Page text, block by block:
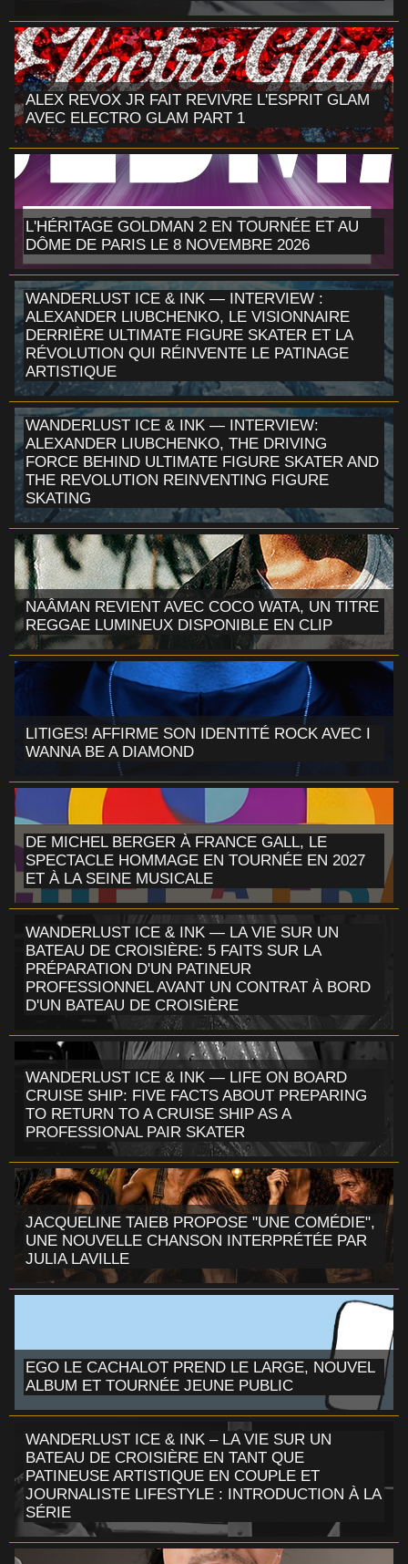
ALEX REVOX JR FAIT REVIVRE L'ESPRIT GLAM
AVEC ELECTRO GLAM PART 1
L'HÉRITAGE GOLDMAN 2 EN TOURNÉE ET AU
DÔME DE PARIS LE 8 NOVEMBRE 2026
WANDERLUST ICE & INK — INTERVIEW :
ALEXANDER LIUBCHENKO, LE VISIONNAIRE
DERRIÈRE ULTIMATE FIGURE SKATER ET LA
RÉVOLUTION QUI RÉINVENTE LE PATINAGE
ARTISTIQUE
WANDERLUST ICE & INK — INTERVIEW:
ALEXANDER LIUBCHENKO, THE DRIVING
FORCE BEHIND ULTIMATE FIGURE SKATER AND
THE REVOLUTION REINVENTING FIGURE
SKATING
NAÂMAN REVIENT AVEC COCO WATA, UN TITRE
REGGAE LUMINEUX DISPONIBLE EN CLIP
LITIGES! AFFIRME SON IDENTITÉ ROCK AVEC I
WANNA BE A DIAMOND
DE MICHEL BERGER À FRANCE GALL, LE
SPECTACLE HOMMAGE EN TOURNÉE EN 2027
ET À LA SEINE MUSICALE
WANDERLUST ICE & INK — LA VIE SUR UN
BATEAU DE CROISIÈRE: 5 FAITS SUR LA
PRÉPARATION D'UN PATINEUR
PROFESSIONNEL AVANT UN CONTRAT À BORD
D'UN BATEAU DE CROISIÈRE
WANDERLUST ICE & INK — LIFE ON BOARD
CRUISE SHIP: FIVE FACTS ABOUT PREPARING
TO RETURN TO A CRUISE SHIP AS A
PROFESSIONAL PAIR SKATER
JACQUELINE TAIEB PROPOSE "UNE COMÉDIE",
UNE NOUVELLE CHANSON INTERPRÉTÉE PAR
JULIA LAVILLE
EGO LE CACHALOT PREND LE LARGE, NOUVEL
ALBUM ET TOURNÉE JEUNE PUBLIC
WANDERLUST ICE & INK – LA VIE SUR UN
BATEAU DE CROISIÈRE EN TANT QUE
PATINEUSE ARTISTIQUE EN COUPLE ET
JOURNALISTE LIFESTYLE : INTRODUCTION À LA
SÉRIE